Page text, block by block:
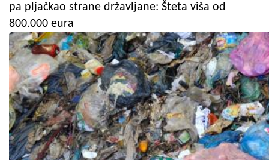
pa pljačkao strane državljane: Šteta viša od
800.000 eura